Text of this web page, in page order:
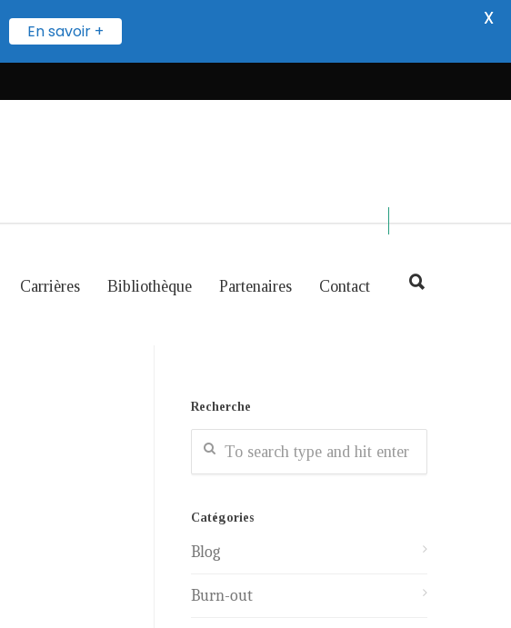
Carrières Bibliothèque Partenaires Contact
Recherche
Catégories
Blog
Burn-out
En savoir +
X